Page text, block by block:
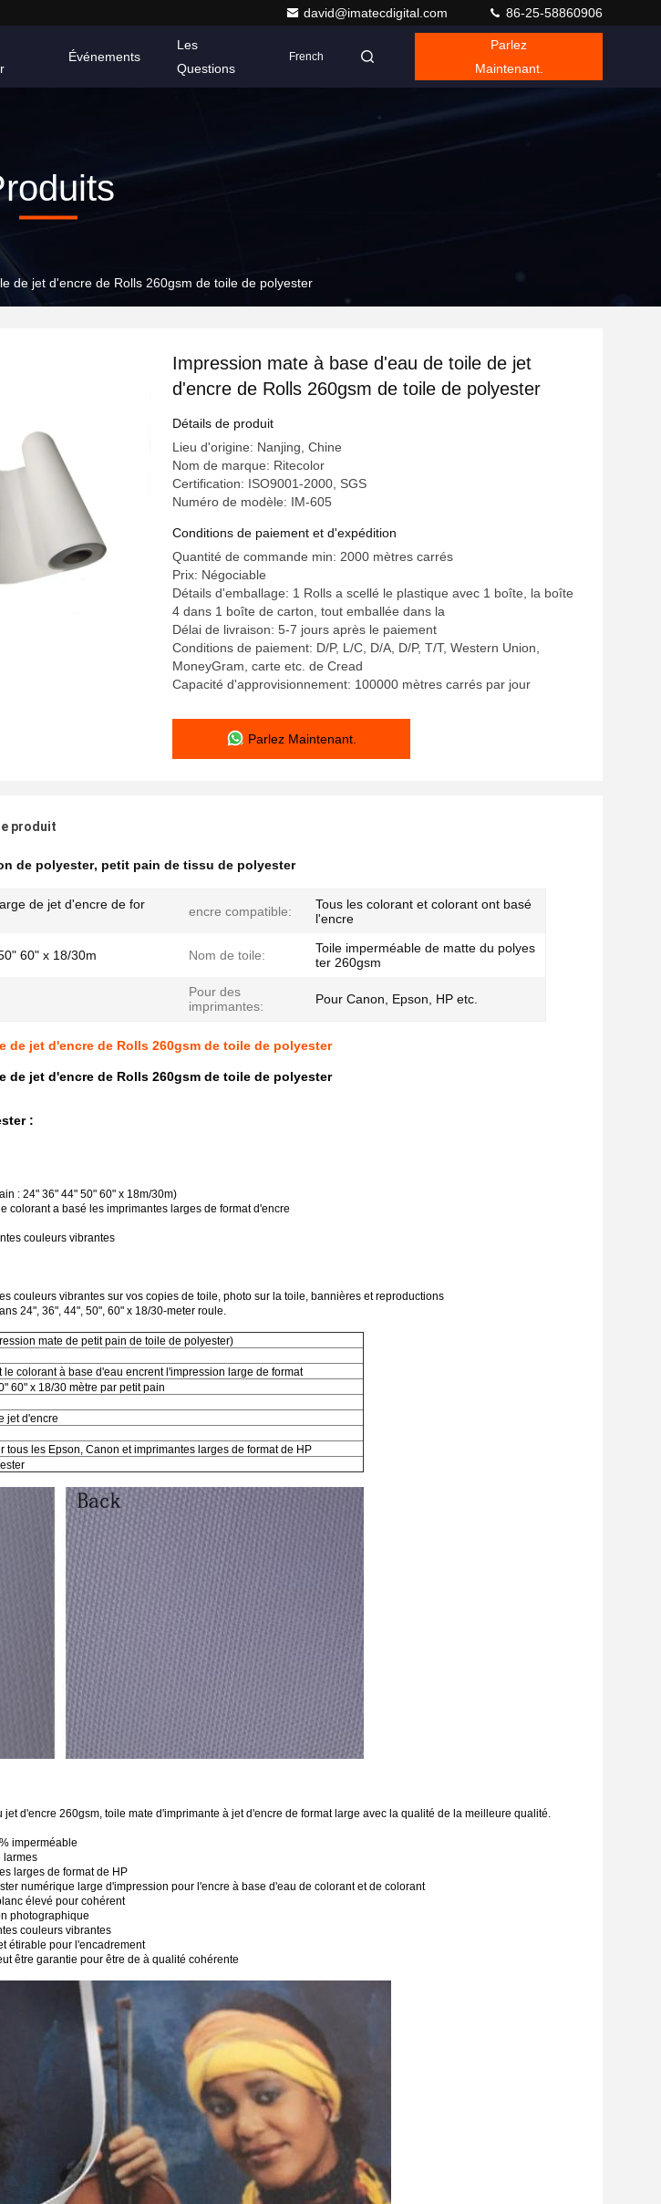
david@imatecdigital.com 86-25-58860906
Événements
Les
Questions
French
Parlez
Maintenant.
de jet d'encre de Rolls 260gsm de toile de polyester
Impression mate à base d'eau de toile de jet
d'encre de Rolls 260gsm de toile de polyester
Détails de produit
Lieu d'origine: Nanjing, Chine
Nom de marque: Ritecolor
Certification: ISO9001-2000, SGS
Numéro de modèle: IM-605
Conditions de paiement et d'expédition
Quantité de commande min: 2000 mètres carrés
Prix: Négociable
Détails d'emballage: 1 Rolls a scellé le plastique avec 1 boîte, la boîte
4 dans 1 boîte de carton, tout emballée dans la
Délai de livraison: 5-7 jours après le paiement
Conditions de paiement: D/P, L/C, D/A, D/P, T/T, Western Union,
MoneyGram, carte etc. de Cread
Capacité d'approvisionnement: 100000 mètres carrés par jour
Parlez Maintenant.
produit
de polyester, petit pain de tissu de polyester
de jet d'encre de for
encre compatible:
Tous les colorant et colorant ont basé
l'encre
60" x 18/30m Nom de toile:
Toile imperméable de matte du polyes
ter 260gsm
Pour des
imprimantes:
Pour Canon, Epson, HP etc.
de jet d'encre de Rolls 260gsm de toile de polyester
de jet d'encre de Rolls 260gsm de toile de polyester
:
: 24" 36" 44" 50" 60" x 18m/30m)
colorant a basé les imprimantes larges de format d'encre
couleurs vibrantes
couleurs vibrantes sur vos copies de toile, photo sur la toile, bannières et reproductions
24", 36", 44", 50", 60" x 18/30-meter roule.
mate de petit pain de toile de polyester)
le colorant à base d'eau encrent l'impression large de format
60" x 18/30 mètre par petit pain
jet d'encre
tous les Epson, Canon et imprimantes larges de format de HP
d'encre 260gsm, toile mate d'imprimante à jet d'encre de format large avec la qualité de la meilleure qualité.
imperméable
larmes
larges de format de HP
numérique large d'impression pour l'encre à base d'eau de colorant et de colorant
élevé pour cohérent
photographique
couleurs vibrantes
étirable pour l'encadrement
être garantie pour être de à qualité cohérente